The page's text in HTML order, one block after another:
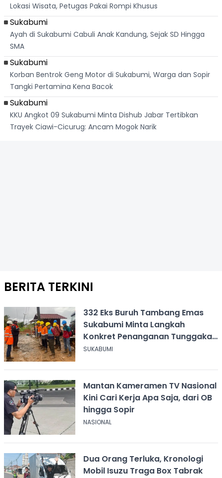
Lokasi Wisata, Petugas Pakai Rompi Khusus
Sukabumi
Ayah di Sukabumi Cabuli Anak Kandung, Sejak SD Hingga
SMA
Sukabumi
Korban Bentrok Geng Motor di Sukabumi, Warga dan Sopir
Tangki Pertamina Kena Bacok
Sukabumi
KKU Angkot 09 Sukabumi Minta Dishub Jabar Tertibkan
Trayek Ciawi-Cicurug: Ancam Mogok Narik
BERITA TERKINI
332 Eks Buruh Tambang Emas
Sukabumi Minta Langkah
Konkret Penanganan Tunggakan
Gaji Rp8,4 Miliar
SUKABUMI
Mantan Kameramen TV Nasional
Kini Cari Kerja Apa Saja, dari OB
hingga Sopir
NASIONAL
Dua Orang Terluka, Kronologi
Mobil Isuzu Traga Box Tabrak